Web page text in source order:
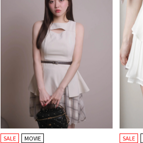
SALE MOVIE SALE